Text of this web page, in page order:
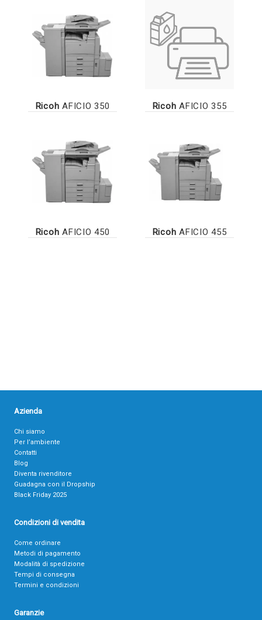
Ricoh AFICIO 350 Ricoh AFICIO 355
Ricoh AFICIO 450 Ricoh AFICIO 455
Azienda
Chi siamo
Per l’ambiente
Contatti
Blog
Diventa rivenditore
Guadagna con il Dropship
Black Friday 2025
Condizioni di vendita
Come ordinare
Metodi di pagamento
Modalità di spedizione
Tempi di consegna
Termini e condizioni
Garanzie